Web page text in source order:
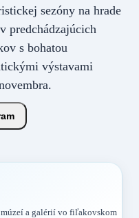
sezóny na hrade
predchádzajúcich
s bohatou
výstavami
a galérií vo fiľakovskom